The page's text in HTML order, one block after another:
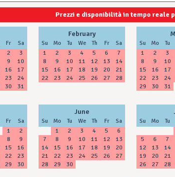
Prezzi e disponibilità in tempo reale
Fr Sa
2
3
9
10
16
17
23
24
30 31
February
Su Mo Tu We Th Fr Sa
1 2 3 4 5 6
7
8
9 10 11 12 13
14
15
16 17 18 19 20
21
22
23 24 25 26 27 28
Su Mo Tu
1 2 3
8
9 10
15
16 17
22
23 24
29
30 31
Fr Sa
1
2
8
9
15
16
22
23
29
30
June
Su Mo Tu We Th Fr Sa
1 2 3 4 5
6
7
8 9 10 11 12
13
14
15 16 17 18 19
20
21
22 23 24 25 26
27
28
29 30
Su Mo Tu
5
6 7
12
13 14
19
20 21
26
27 28